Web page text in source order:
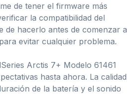
de tener el firmware más
la compatibilidad del
de hacerlo antes de comenzar a
evitar cualquier problema.
Arctis 7+ Modelo 61461
hasta ahora. La calidad
de la batería y el sonido